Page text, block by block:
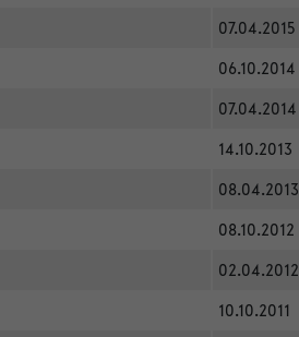
07.04.2015
06.10.2014
07.04.2014
14.10.2013
08.04.2013
08.10.2012
02.04.2012
10.10.2011